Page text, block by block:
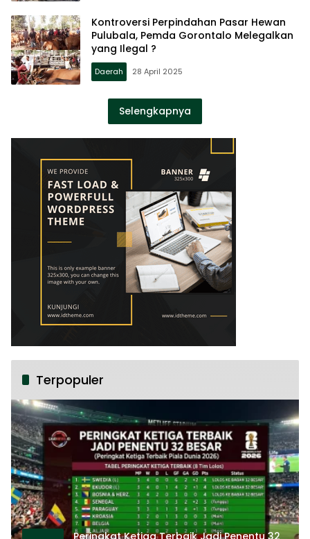
Kontroversi Perpindahan Pasar Hewan
Pulubala, Pemda Gorontalo Melegalkan
yang Ilegal ?
Daerah 28 April 2025
Selengkapnya
Terpopuler
Peringkat Ketiga Terbaik Jadi Penentu 32